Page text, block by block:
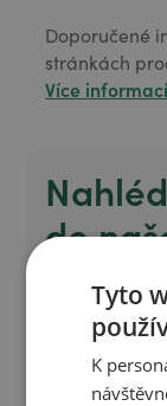
Doporučené
stránkách
Více
do
Objevte sílu
používáme
vás
blahodárné
Tyto
K